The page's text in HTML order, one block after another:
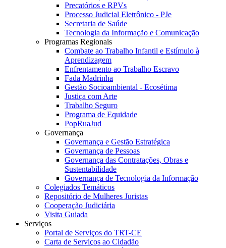
Precatórios e RPVs
Processo Judicial Eletrônico - PJe
Secretaria de Saúde
Tecnologia da Informação e Comunicação
Programas Regionais
Combate ao Trabalho Infantil e Estímulo à
Aprendizagem
Enfrentamento ao Trabalho Escravo
Fada Madrinha
Gestão Socioambiental - Ecosétima
Justiça com Arte
Trabalho Seguro
Programa de Equidade
PopRuaJud
Governança
Governança e Gestão Estratégica
Governança de Pessoas
Governança das Contratações, Obras e
Sustentabilidade
Governança de Tecnologia da Informação
Colegiados Temáticos
Repositório de Mulheres Juristas
Cooperação Judiciária
Visita Guiada
Serviços
Portal de Serviços do TRT-CE
Carta de Serviços ao Cidadão